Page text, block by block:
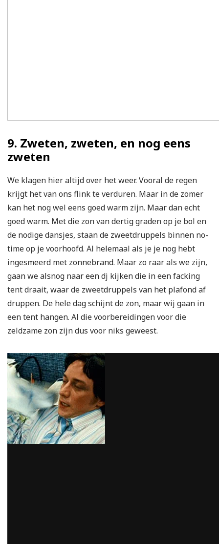
9. Zweten, zweten, en nog eens
zweten
We klagen hier altijd over het weer. Vooral de regen
krijgt het van ons flink te verduren. Maar in de zomer
kan het nog wel eens goed warm zijn. Maar dan echt
goed warm. Met die zon van dertig graden op je bol en
de nodige dansjes, staan de zweetdruppels binnen no-
time op je voorhoofd. Al helemaal als je je nog hebt
ingesmeerd met zonnebrand. Maar zo raar als we zijn,
gaan we alsnog naar een dj kijken die in een facking
tent draait, waar de zweetdruppels van het plafond af
druppen. De hele dag schijnt de zon, maar wij gaan in
een tent hangen. Al die voorbereidingen voor die
zeldzame zon zijn dus voor niks geweest.